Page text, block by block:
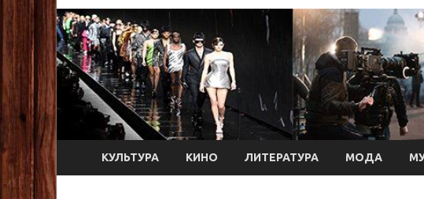
КУЛЬТУРА КИНО ЛИТЕРАТУРА МОДА